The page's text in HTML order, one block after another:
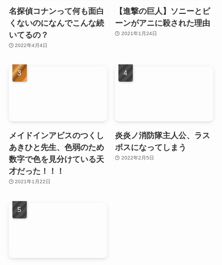
名探偵コナンって何も面白
くないのになんでこんな続
いてるの？
2022年4月4日
【進撃の巨人】ソニーとビ
ーンがアニに殺された理由
2021年1月24日
メイドインアビスのつくし
あきひと先生、色弱のため
数字で色を見分けている天
才だった！！！
2021年1月22日
炎炎ノ消防隊主人公、ラス
ボスになってしまう
2022年2月5日